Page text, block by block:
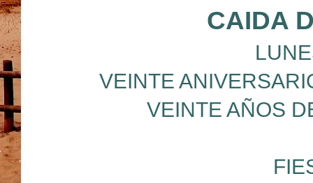
CAIDA
VEINTE
VEINTE AÑOS